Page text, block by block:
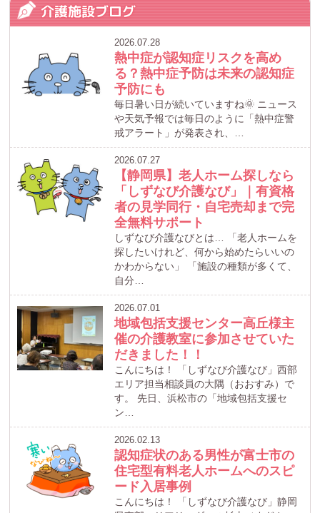
介護施設ブログ
2026.07.28
熱中症が認知症リスクを高め
る？熱中症予防は未来の認知症
予防にも
毎日暑い日が続いていますね🌞 ニュース
や天気予報では毎日のように「熱中症警
戒アラート」が発表され、…
2026.07.27
【静岡県】老人ホーム探しなら
「しずなび介護なび」｜有資格
者の見学同行・自宅売却まで完
全無料サポート
しずなび介護なびとは… 「老人ホームを
探したいけれど、何から始めたらいいの
かわからない」 「施設の種類が多くて、
自分…
2026.07.01
地域包括支援センター高丘様主
催の介護教室に参加させていた
だきました！！
こんにちは！ 「しずなび介護なび」西部
エリア担当相談員の大隅（おおすみ）で
す。 先日、浜松市の「地域包括支援セ
ン…
2026.02.13
認知症状のある男性が富士市の
住宅型有料老人ホームへのスピ
ード入居事例
こんにちは！ 「しずなび介護なび」静岡